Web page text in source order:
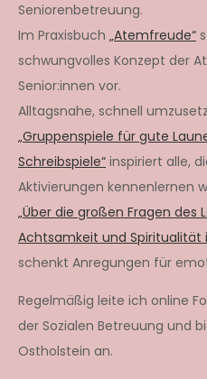
Seniorenbetreuung.
Im Praxisbuch „Atemfreude“
schwungvolles Konzept der
Senior:innen vor.
Alltagsnahe, schnell
„Gruppenspiele für gute
Schreibspiele“ inspiriert alle,
Aktivierungen kennenlernen
„Über die großen Fragen des
Achtsamkeit und Spiritualität
schenkt Anregungen für
Regelmäßig leite ich online
der Sozialen Betreuung und
Ostholstein an.